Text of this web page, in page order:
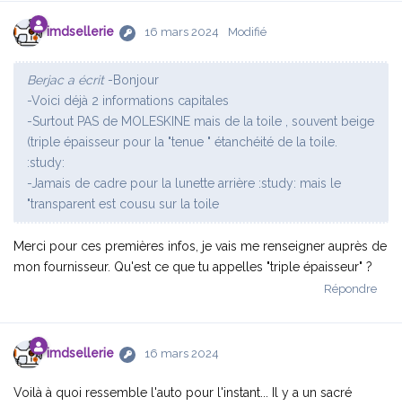
imdsellerie 16 mars 2024 Modifié
Berjac a écrit-Bonjour
-Voici déjà 2 informations capitales
-Surtout PAS de MOLESKINE mais de la toile , souvent beige
(triple épaisseur pour la "tenue " étanchéité de la toile.
:study:
-Jamais de cadre pour la lunette arrière :study: mais le
"transparent est cousu sur la toile
Merci pour ces premières infos, je vais me renseigner auprès de
mon fournisseur. Qu'est ce que tu appelles "triple épaisseur" ?
Répondre
imdsellerie 16 mars 2024
Voilà à quoi ressemble l'auto pour l'instant... Il y a un sacré